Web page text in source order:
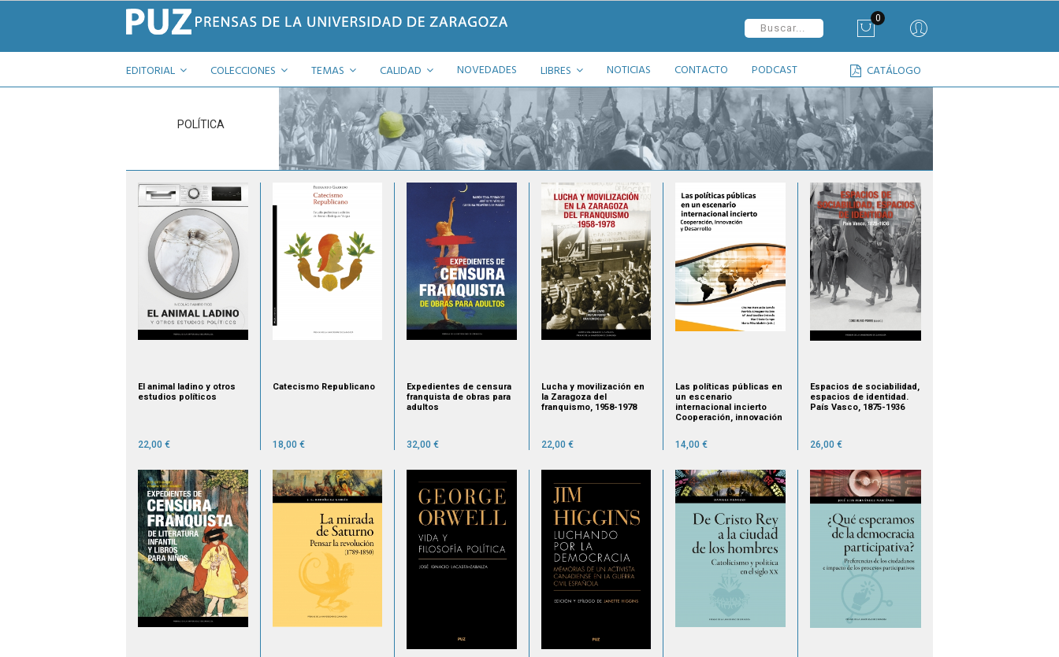
0
EDITORIAL COLECCIONES TEMAS CATÁLOGO
CALIDAD NOVEDADES LIBRES NOTICIAS CONTACTO PODCAST
POLÍTICA
El animal ladino y otros
estudios políticos
22,00 €
Catecismo Republicano
18,00 €
Expedientes de censura
franquista de obras para
adultos
32,00 €
Lucha y movilización en
la Zaragoza del
franquismo, 1958-1978
22,00 €
Las políticas públicas en
un escenario
internacional incierto
Cooperación, innovación
14,00 €
Espacios de sociabilidad,
espacios de identidad.
País Vasco, 1875-1936
26,00 €